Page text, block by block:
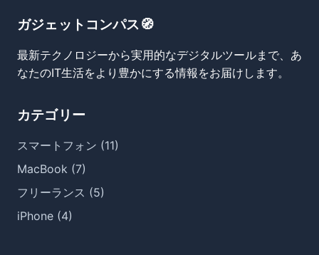
ガジェットコンパス🧭
最新テクノロジーから実用的なデジタルツールまで、あ
なたのIT生活をより豊かにする情報をお届けします。
カテゴリー
スマートフォン (11)
MacBook (7)
フリーランス (5)
iPhone (4)